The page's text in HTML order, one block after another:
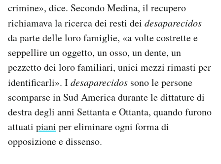
crimine», dice. Secondo Medina, il recupero
richiamava la ricerca dei resti dei desaparecidos
da parte delle loro famiglie, «a volte costrette e
seppellire un oggetto, un osso, un dente, un
pezzetto dei loro familiari, unici mezzi rimasti per
identificarli». Idesaparecidos sono le persone
scomparse in Sud America durante le dittature di
destra degli anni Settanta e Ottanta, quando furono
attuati piani per eliminare ogni forma di
opposizione e dissenso.